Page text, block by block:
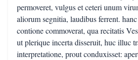
permoveret, vulgus et ceteri unum
aliorum segnitia, laudibus ferrent.
contione commoverat, qua recitatis
ut plerique incerta disseruit, huc illuc
interpretatione, prout conduxisset: